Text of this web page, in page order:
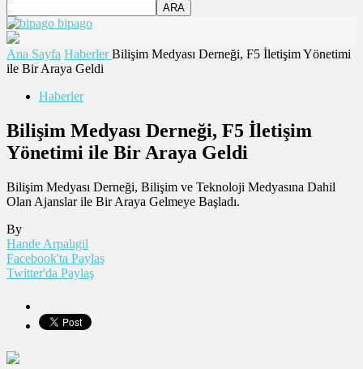
bipago
Ana Sayfa Haberler Bilişim Medyası Derneği, F5 İletişim Yönetimi
ile Bir Araya Geldi
Haberler
Bilişim Medyası Derneği, F5 İletişim
Yönetimi ile Bir Araya Geldi
Bilişim Medyası Derneği, Bilişim ve Teknoloji Medyasına Dahil
Olan Ajanslar ile Bir Araya Gelmeye Başladı.
By
Hande Arpalıgil
Facebook'ta Paylaş
Twitter'da Paylaş